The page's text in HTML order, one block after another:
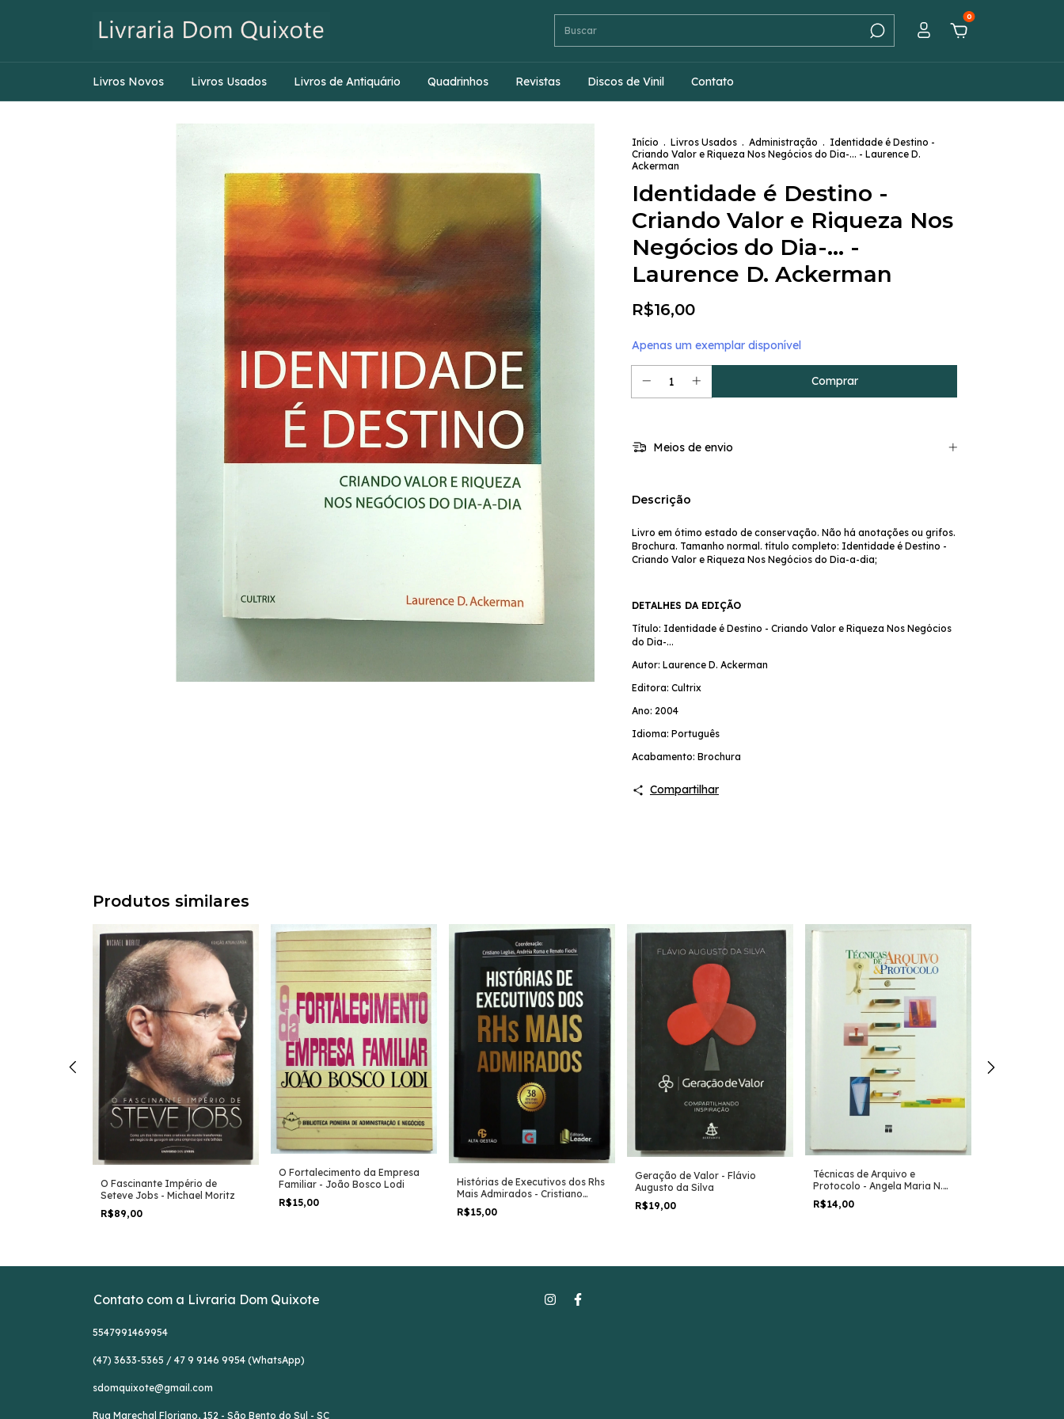
0
Livros Novos Livros Usados Livros de Antiquário Quadrinhos Revistas Discos de Vinil Contato
Início . Livros Usados . Administração . Identidade é Destino -
Criando Valor e Riqueza Nos Negócios do Dia-... - Laurence D.
Ackerman
Identidade é Destino -
Criando Valor e Riqueza Nos
Negócios do Dia-... -
Laurence D. Ackerman
R$16,00
Apenas um exemplar disponível
Meios de envio
Descrição
Livro em ótimo estado de conservação. Não há anotações ou grifos.
Brochura. Tamanho normal. título completo: Identidade é Destino -
Criando Valor e Riqueza Nos Negócios do Dia-a-dia;
DETALHES DA EDIÇÃO
Título: Identidade é Destino - Criando Valor e Riqueza Nos Negócios
do Dia-...
Autor: Laurence D. Ackerman
Editora: Cultrix
Ano: 2004
Idioma: Português
Acabamento: Brochura
Compartilhar
Produtos similares
O Fascinante Império de
Seteve Jobs - Michael Moritz
R$89,00
O Fortalecimento da Empresa
Familiar - João Bosco Lodi
R$15,00
Histórias de Executivos dos Rhs
Mais Admirados - Cristiano
Lagôas e Outros
R$15,00
Geração de Valor - Flávio
Augusto da Silva
R$19,00
Técnicas de Arquivo e
Protocolo - Angela Maria N.
Lopes
R$14,00
Contato com a Livraria Dom Quixote
5547991469954
(47) 3633-5365 / 47 9 9146 9954 (WhatsApp)
sdomquixote@gmail.com
Rua Marechal Floriano, 152 - São Bento do Sul - SC